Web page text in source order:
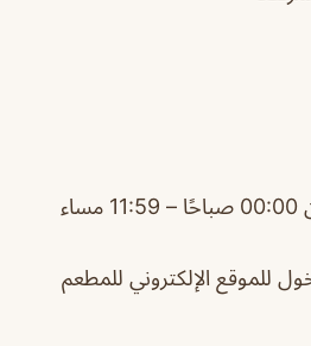
للموقع الإلكتروني للمطعم